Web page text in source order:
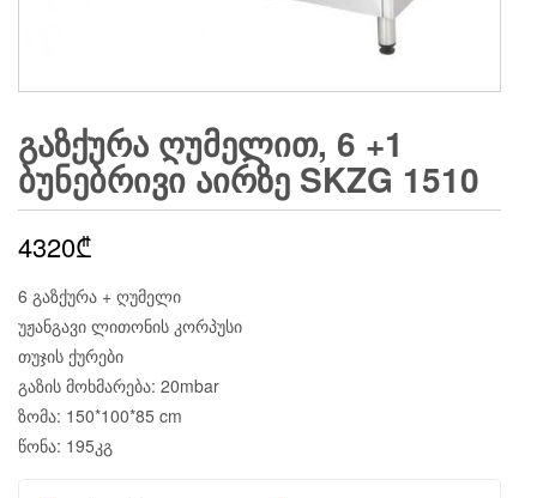
ᲒᲐᲖᲥᲣᲠᲐ ᲦᲣᲛᲔᲚᲘᲗ, 6 +1
ᲑᲣᲜᲔᲑᲠᲘᲕᲘ ᲐᲘᲠᲖᲔ SKZG 1510
4320₾
6 გაზქურა + ღუმელი
უჟანგავი ლითონის კორპუსი
თუჯის ქურები
გაზის მოხმარება: 20mbar
ზომა: 150*100*85 cm
წონა: 195კგ